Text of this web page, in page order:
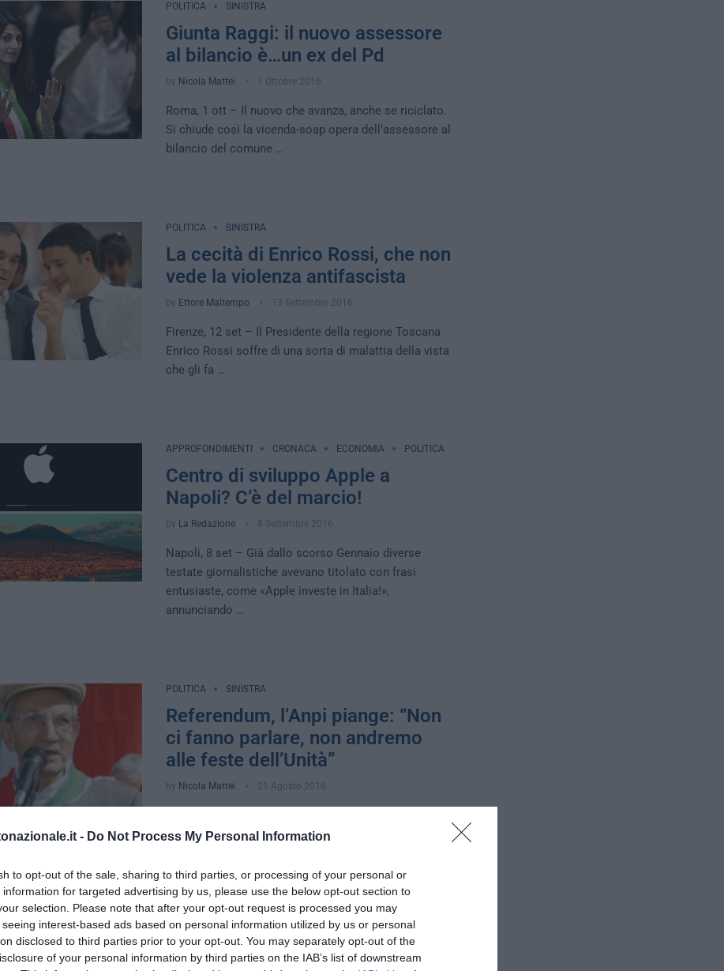
- Do Not Process My Personal Information
to opt-out of the sale, sharing to third parties, or processing of your personal or
information for targeted advertising by us, please use the below opt-out section to
selection. Please note that after your opt-out request is processed you may
interest-based ads based on personal information utilized by us or personal
disclosed to third parties prior to your opt-out. You may separately opt-out of the
of your personal information by third parties on the IAB’s list of downstream
POLITICA SINISTRA
Giunta Raggi: il nuovo assessore
al bilancio è…un ex del Pd
by Nicola Mattei 1 Ottobre 2016
Roma, 1 ott – Il nuovo che avanza, anche se riciclato.
Si chiude così la vicenda-soap opera dell’assessore al
bilancio del comune …
POLITICA SINISTRA
La cecità di Enrico Rossi, che non
vede la violenza antifascista
by Ettore Maltempo 13 Settembre 2016
Firenze, 12 set – Il Presidente della regione Toscana
Enrico Rossi soffre di una sorta di malattia della vista
che gli fa …
APPROFONDIMENTI CRONACA ECONOMIA POLITICA
Centro di sviluppo Apple a
Napoli? C’è del marcio!
by La Redazione 8 Settembre 2016
Napoli, 8 set – Già dallo scorso Gennaio diverse
testate giornalistiche avevano titolato con frasi
entusiaste, come «Apple investe in Italia!»,
annunciando …
POLITICA SINISTRA
Referendum, l’Anpi piange: “Non
ci fanno parlare, non andremo
alle feste dell’Unità”
by Nicola Mattei 21 Agosto 2016
presente l’Anpi, sempre attiva nella vigilanza
CRONACA
“Mandateli in periferia”: i radical